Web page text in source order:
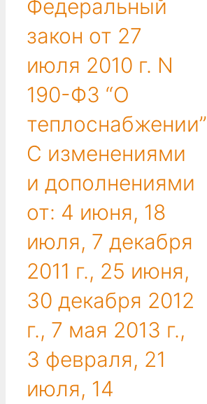
Федеральный
закон от 27
июля 2010 г. N
190-ФЗ “О
теплоснабжении”
С изменениями
и дополнениями
от: 4 июня, 18
июля, 7 декабря
2011 г., 25 июня,
30 декабря 2012
г., 7 мая 2013 г.,
3 февраля, 21
июля, 14